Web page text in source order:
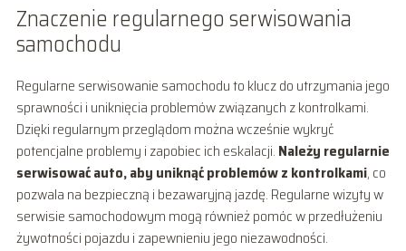
Znaczenie regularnego serwisowania
samochodu
Regularne serwisowanie samochodu to klucz do utrzymania jego
sprawności i uniknięcia problemów związanych z kontrolkami.
Dzięki regularnym przeglądom można wcześnie wykryć
potencjalne problemy i zapobiec ich eskalacji. Należy regularnie
serwisować auto, aby uniknąć problemów z kontrolkami, co
pozwala na bezpieczną i bezawaryjną jazdę. Regularne wizyty w
serwisie samochodowym mogą również pomóc w przedłużeniu
żywotności pojazdu i zapewnieniu jego niezawodności.